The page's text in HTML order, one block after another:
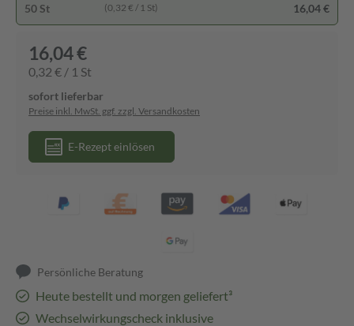
50 St (0,32 € / 1 St) 16,04 €
16,04 €
0,32 € / 1 St
sofort lieferbar
Preise inkl. MwSt. ggf. zzgl. Versandkosten
E-Rezept einlösen
Persönliche Beratung
Heute bestellt und morgen geliefert³
Wechselwirkungscheck inklusive